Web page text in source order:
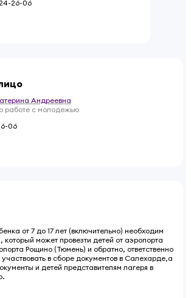
26-06
Андреевна
работе с молодежью
06
от 7 до 17 лет (включительно) необходим
может провезти детей от аэропорта
Рощино (Тюмень) и обратно, ответственно
в сборе документов в Салехарде,а
и детей представителям лагеря в